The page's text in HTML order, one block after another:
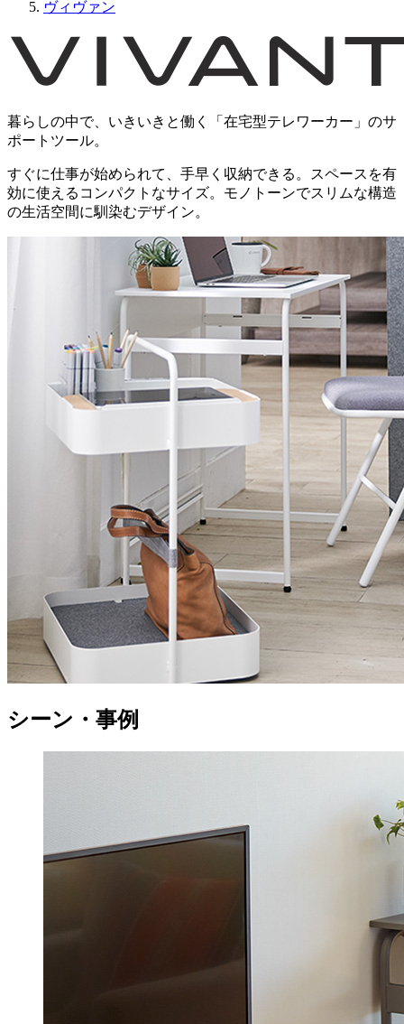
ヴィヴァン
暮らしの中で、いきいきと働く「在宅型テレワーカー」のサ
ポートツール。
すぐに仕事が始められて、手早く収納できる。スペースを有
効に使えるコンパクトなサイズ。モノトーンでスリムな構造
の生活空間に馴染むデザイン。
シーン・事例